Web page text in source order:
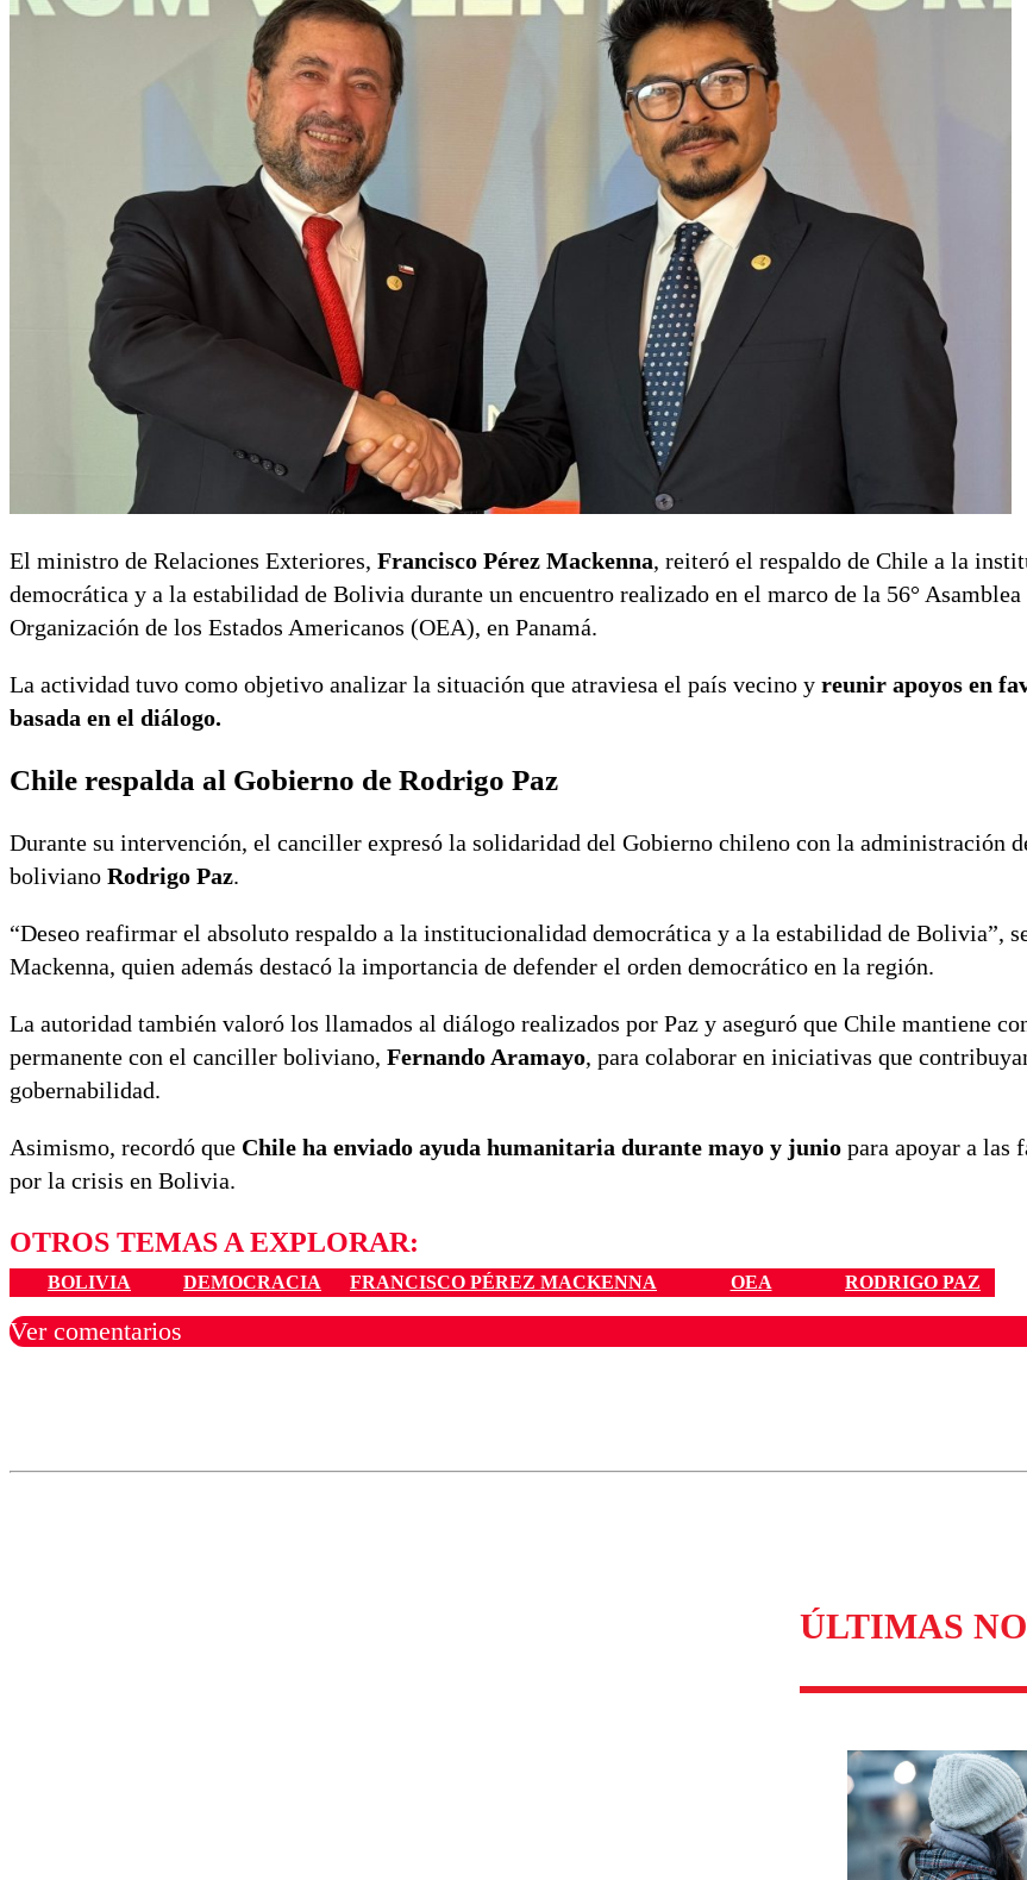
El ministro de Relaciones Exteriores, Francisco Pérez Mackenna, reiteró el respaldo de Chile a la
democrática y a la estabilidad de Bolivia durante un encuentro realizado en el marco de la 56° Asamblea
Organización de los Estados Americanos (OEA), en Panamá.
La actividad tuvo como objetivo analizar la situación que atraviesa el país vecino y reunir apoyos en
basada en el diálogo.
Chile respalda al Gobierno de Rodrigo Paz
Durante su intervención, el canciller expresó la solidaridad del Gobierno chileno con la administración
boliviano Rodrigo Paz.
“Deseo reafirmar el absoluto respaldo a la institucionalidad democrática y a la estabilidad de Bolivia”,
Mackenna, quien además destacó la importancia de defender el orden democrático en la región.
La autoridad también valoró los llamados al diálogo realizados por Paz y aseguró que Chile mantiene
permanente con el canciller boliviano, Fernando Aramayo, para colaborar en iniciativas que
gobernabilidad.
Asimismo, recordó que Chile ha enviado ayuda humanitaria durante mayo y junio para apoyar a las
por la crisis en Bolivia.
OTROS TEMAS A EXPLORAR:
BOLIVIA DEMOCRACIA FRANCISCO PÉREZ MACKENNA OEA RODRIGO PAZ
Ver comentarios
ÚLTIMAS